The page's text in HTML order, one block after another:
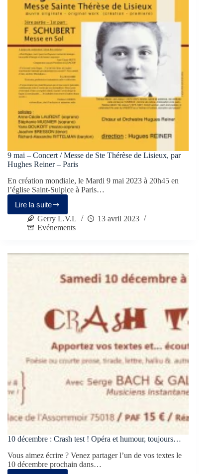
9 mai – Concert / Messe de Ste Thérèse de Lisieux, par
Hughes Reiner – Paris
En création mondiale, le Mardi 9 mai 2023 à 20h45 en
l’église Saint-Sulpice à Paris…
Lire la suite
Gerry L.V.L
13 avril 2023
Evénements
10 décembre : Crash test ! Opéra et humour, toujours…
Vous aimez écrire ? Venez partager l’un de vos textes le
10 décembre prochain dans…